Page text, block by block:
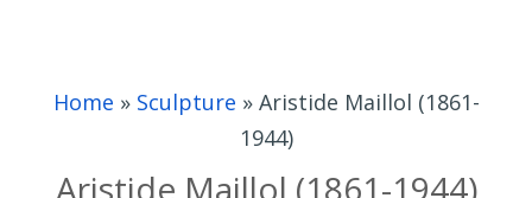
Home » Sculpture » Aristide Maillol (1861-
1944)
Aristide Maillol (1861-1944)